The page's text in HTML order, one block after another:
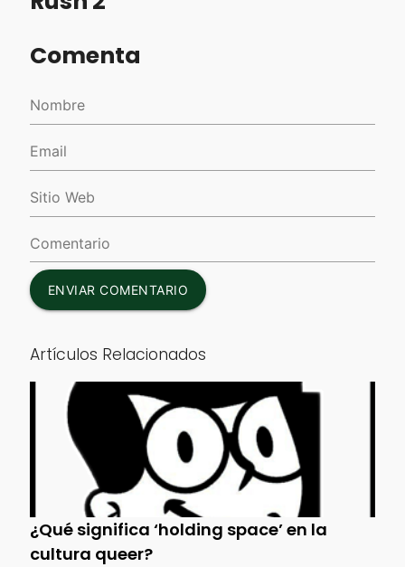
Comenta
ENVIAR COMENTARIO
Artículos Relacionados
¿Qué significa ‘holding space’ en la
cultura queer?